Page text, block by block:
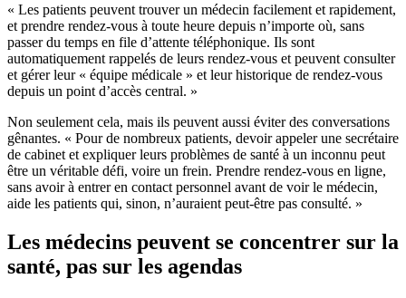
« Les patients peuvent trouver un médecin facilement et rapidement,
et prendre rendez-vous à toute heure depuis n’importe où, sans
passer du temps en file d’attente téléphonique. Ils sont
automatiquement rappelés de leurs rendez-vous et peuvent consulter
et gérer leur « équipe médicale » et leur historique de rendez-vous
depuis un point d’accès central. »
Non seulement cela, mais ils peuvent aussi éviter des conversations
gênantes. « Pour de nombreux patients, devoir appeler une secrétaire
de cabinet et expliquer leurs problèmes de santé à un inconnu peut
être un véritable défi, voire un frein. Prendre rendez-vous en ligne,
sans avoir à entrer en contact personnel avant de voir le médecin,
aide les patients qui, sinon, n’auraient peut-être pas consulté. »
Les médecins peuvent se concentrer sur la
santé, pas sur les agendas